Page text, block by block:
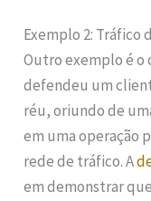
Exemplo 2: Tráfico
Outro exemplo é o
defendeu um
réu, oriundo de
em uma operação
rede de tráfico. A
em demonstrar